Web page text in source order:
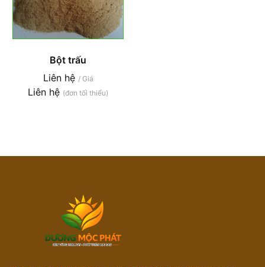
Bột trấu
Liên hệ / Giá
Liên hệ (đơn tối thiểu)